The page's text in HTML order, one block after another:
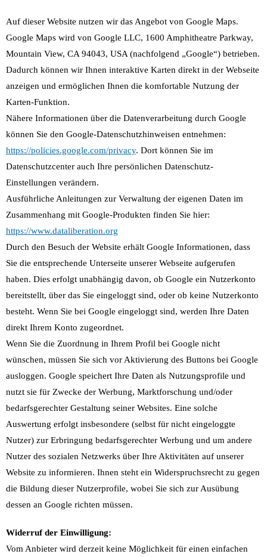
Auf dieser Website nutzen wir das Angebot von Google Maps.
Google Maps wird von Google LLC, 1600 Amphitheatre Parkway,
Mountain View, CA 94043, USA (nachfolgend „Google“) betrieben.
Dadurch können wir Ihnen interaktive Karten direkt in der Webseite
anzeigen und ermöglichen Ihnen die komfortable Nutzung der
Karten-Funktion.
Nähere Informationen über die Datenverarbeitung durch Google
können Sie den Google-Datenschutzhinweisen entnehmen:
https://policies.google.com/privacy. Dort können Sie im
Datenschutzcenter auch Ihre persönlichen Datenschutz-
Einstellungen verändern.
Ausführliche Anleitungen zur Verwaltung der eigenen Daten im
Zusammenhang mit Google-Produkten finden Sie hier:
https://www.dataliberation.org
Durch den Besuch der Website erhält Google Informationen, dass
Sie die entsprechende Unterseite unserer Webseite aufgerufen
haben. Dies erfolgt unabhängig davon, ob Google ein Nutzerkonto
bereitstellt, über das Sie eingeloggt sind, oder ob keine Nutzerkonto
besteht. Wenn Sie bei Google eingeloggt sind, werden Ihre Daten
direkt Ihrem Konto zugeordnet.
Wenn Sie die Zuordnung in Ihrem Profil bei Google nicht
wünschen, müssen Sie sich vor Aktivierung des Buttons bei Google
ausloggen. Google speichert Ihre Daten als Nutzungsprofile und
nutzt sie für Zwecke der Werbung, Marktforschung und/oder
bedarfsgerechter Gestaltung seiner Websites. Eine solche
Auswertung erfolgt insbesondere (selbst für nicht eingeloggte
Nutzer) zur Erbringung bedarfsgerechter Werbung und um andere
Nutzer des sozialen Netzwerks über Ihre Aktivitäten auf unserer
Website zu informieren. Ihnen steht ein Widerspruchsrecht zu gegen
die Bildung dieser Nutzerprofile, wobei Sie sich zur Ausübung
dessen an Google richten müssen.
Widerruf der Einwilligung:
Vom Anbieter wird derzeit keine Möglichkeit für einen einfachen